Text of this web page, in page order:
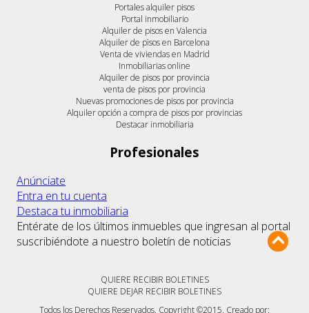
Portales alquiler pisos
Portal inmobiliario
Alquiler de pisos en Valencia
Alquiler de pisos en Barcelona
Venta de viviendas en Madrid
Inmobiliarias online
Alquiler de pisos por provincia
venta de pisos por provincia
Nuevas promociones de pisos por provincia
Alquiler opción a compra de pisos por provincias
Destacar inmobiliaria
Profesionales
Anúnciate
Entra en tu cuenta
Destaca tu inmobiliaria
Entérate de los últimos inmuebles que ingresan al portal
suscribiéndote a nuestro boletín de noticias
QUIERE RECIBIR BOLETINES
QUIERE DEJAR RECIBIR BOLETINES
Todos los Derechos Reservados. Copyright ©2015. Creado por: